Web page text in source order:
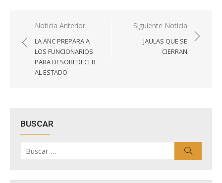
Navegación
de
entradas
Noticia Anterior
LA ANC PREPARA A
LOS FUNCIONARIOS
PARA DESOBEDECER
AL ESTADO
Siguiente Noticia
JAULAS QUE SE
CIERRAN
BUSCAR
por: